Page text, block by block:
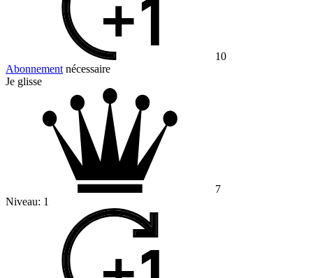
10
Abonnement nécessaire
Je glisse
7
Niveau: 1